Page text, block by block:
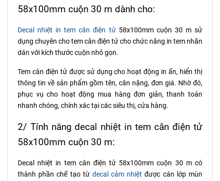
58x100mm cuộn 30 m dành cho:
Decal nhiệt in tem cân điện tử58x100mm cuộn 30 m sử
dụng chuyên cho tem cân điện tử cho chức năng in tem nhãn
dán với kích thước cuộn nhỏ gọn.
Tem cân điện tử được sử dụng cho hoạt động in ấn, hiển thị
thông tin về sản phẩm gồm tên, cân nặng, đơn giá. Nhờ đó,
phục vụ cho hoạt động mua hàng đơn giản, thanh toán
nhanh chóng, chính xác tại các siêu thị, cửa hàng.
2/ Tính năng decal nhiệt in tem cân điện tử
58x100mm cuộn 30 m:
Decal nhiệt in tem cân điện tử 58x100mm cuộn 30 m có
thành phần chế tạo từ decal cảm nhiệt được cán lớp mùn